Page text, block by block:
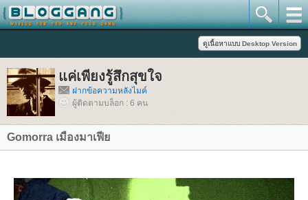
ค่เพียงรู้สึกสุขใจ
ฝากข้อความหลังไมค์
ผู้ติดตามบล็อก : 6 คน
Gomorra เมืองมาเฟี